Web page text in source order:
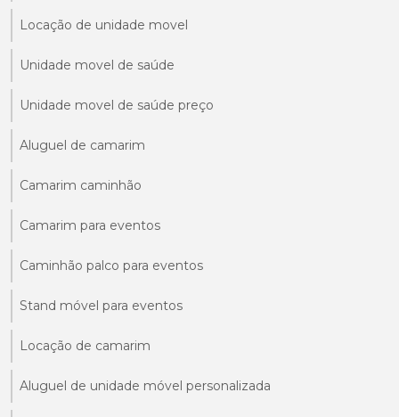
Locação de unidade movel
Unidade movel de saúde
Unidade movel de saúde preço
Aluguel de camarim
Camarim caminhão
Camarim para eventos
Caminhão palco para eventos
Stand móvel para eventos
Locação de camarim
Aluguel de unidade móvel personalizada